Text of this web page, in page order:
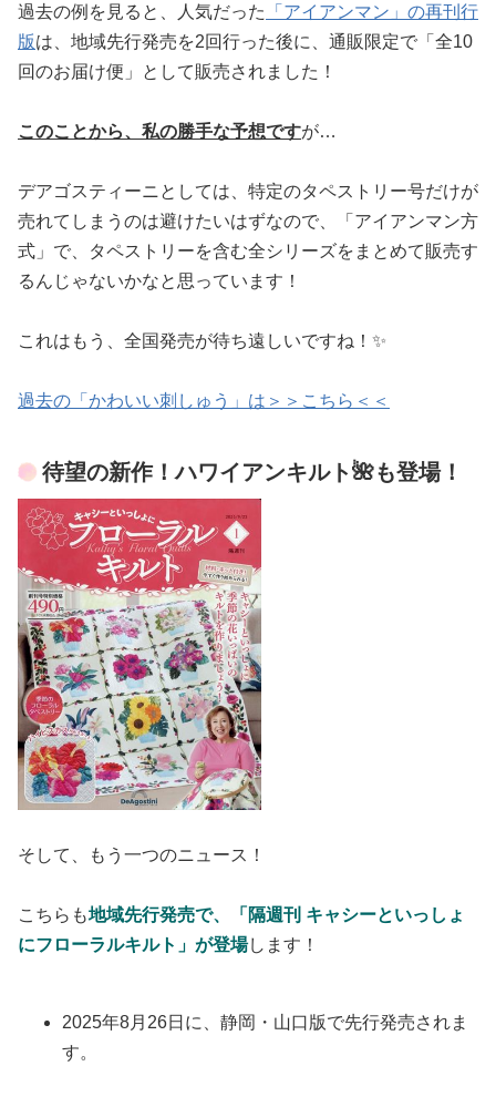
過去の例を見ると、人気だった
「アイアンマン」の再刊行
版は、地域先行発売を2回行った後に、通販限定で「全10
回のお届け便」として販売されました！
このことから、私の勝手な予想ですが…
デアゴスティーニとしては、特定のタペストリー号だけが
売れてしまうのは避けたいはずなので、「アイアンマン方
式」で、タペストリーを含む全シリーズをまとめて販売す
るんじゃないかなと思っています！
これはもう、全国発売が待ち遠しいですね！✨
過去の「かわいい刺しゅう」は＞＞こちら＜＜
待望の新作！ハワイアンキルト🌺も登場！
そして、もう一つのニュース！
こちらも地域先行発売で、「隔週刊 キャシーといっしょ
にフローラルキルト」が登場します！
2025年8月26日に、静岡・山口版で先行発売されま
す。